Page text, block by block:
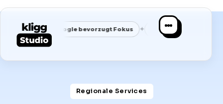
Google bevorzugt Fokus ✦ Passende Anfragen statt Masse
Regionale Services​